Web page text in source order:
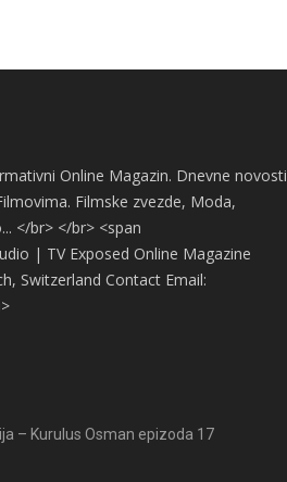
Online Magazin. Dnevne novosti
Filmske zvezde, Moda,
</br> </br> <span
| TV Exposed Online Magazine
Switzerland Contact Email:
– Kurulus Osman epizoda 17